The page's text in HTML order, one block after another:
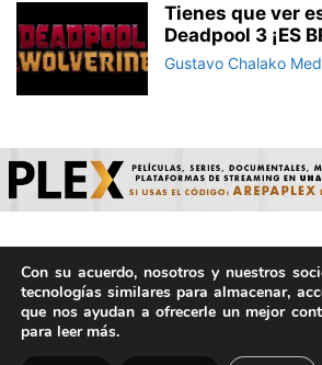
Tienes que ver
Deadpool 3 ¡ES
Gustavo Chalako
© ArepaVolatil.Com 2021-2025 - Hecho
IA. | Todos los derechos
Con su acuerdo, nosotros y nuestros
tecnologías similares para almacenar,
que nos ayudan a ofrecerle un mejor
para leer más.